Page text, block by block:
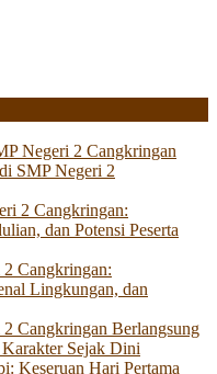
Negeri 2 Cangkringan
SMP Negeri 2
2 Cangkringan:
dan Potensi Peserta
Cangkringan:
Lingkungan, dan
Cangkringan Berlangsung
Sejak Dini
Keseruan Hari Pertama